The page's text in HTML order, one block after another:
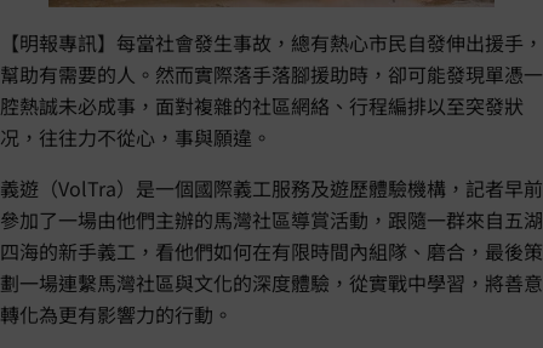
【明報專訊】每當社會發生事故，總有熱心市民自發伸出援手，
幫助有需要的人。然而實際落手落腳援助時，卻可能發現單憑一
腔熱誠未必成事，面對複雜的社區網絡、行程編排以至突發狀
况，往往力不從心，事與願違。
義遊（VolTra）是一個國際義工服務及遊歷體驗機構，記者早前
參加了一場由他們主辦的馬灣社區導賞活動，跟隨一群來自五湖
四海的新手義工，看他們如何在有限時間內組隊、磨合，最後策
劃一場連繫馬灣社區與文化的深度體驗，從實戰中學習，將善意
轉化為更有影響力的行動。